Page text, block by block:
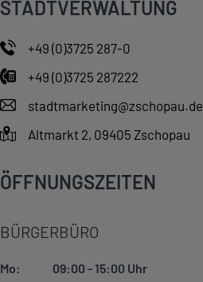
STADTVERWALTUNG
+49 (0)3725 287-0
+49 (0)3725 287222
stadtmarketing@zschopau.de
Altmarkt 2, 09405 Zschopau
ÖFFNUNGSZEITEN
BÜRGERBÜRO
Mo:
09:00 - 15:00 Uhr